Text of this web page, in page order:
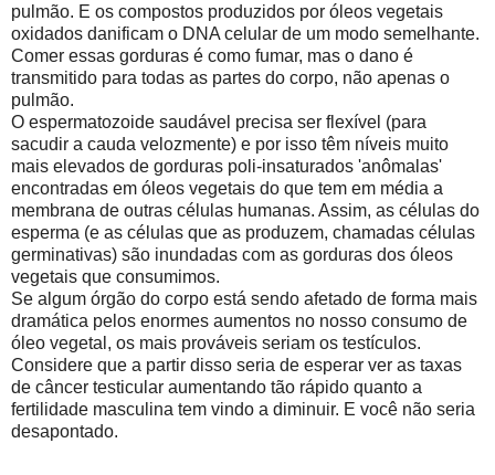
pulmão. E os compostos produzidos por óleos vegetais
oxidados danificam o DNA celular de um modo semelhante.
Comer essas gorduras é como fumar, mas o dano é
transmitido para todas as partes do corpo, não apenas o
pulmão.
O espermatozoide saudável precisa ser flexível (para
sacudir a cauda velozmente) e por isso têm níveis muito
mais elevados de gorduras poli-insaturados 'anômalas'
encontradas em óleos vegetais do que tem em média a
membrana de outras células humanas. Assim, as células do
esperma (e as células que as produzem, chamadas células
germinativas) são inundadas com as gorduras dos óleos
vegetais que consumimos.
Se algum órgão do corpo está sendo afetado de forma mais
dramática pelos enormes aumentos no nosso consumo de
óleo vegetal, os mais prováveis seriam os testículos.
Considere que a partir disso seria de esperar ver as taxas
de câncer testicular aumentando tão rápido quanto a
fertilidade masculina tem vindo a diminuir. E você não seria
desapontado.